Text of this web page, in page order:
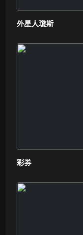
外星人瓊斯
彩券